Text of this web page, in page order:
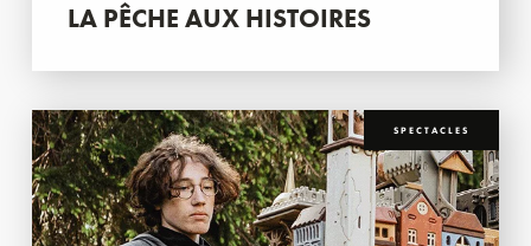
LA PÊCHE AUX HISTOIRES
SPECTACLES